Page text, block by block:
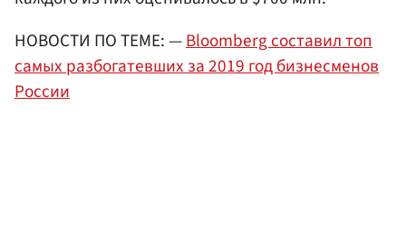
НОВОСТИ ПО ТЕМЕ: —Bloomberg составил топ
самых разбогатевших за 2019 год бизнесменов
России